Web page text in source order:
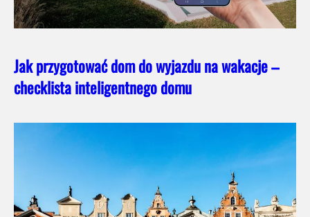
Jak przygotować dom do wyjazdu na wakacje –
checklista inteligentnego domu